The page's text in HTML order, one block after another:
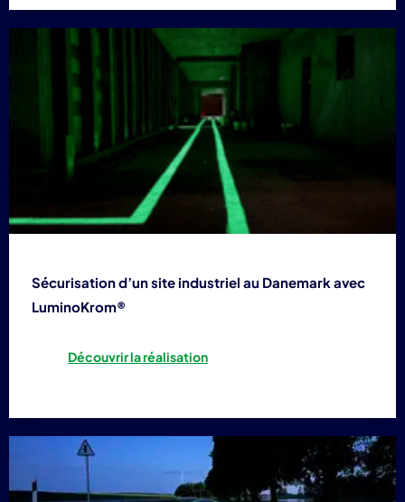
Sécurisation d’un site industriel au Danemark avec
LuminoKrom®
Découvrir la réalisation